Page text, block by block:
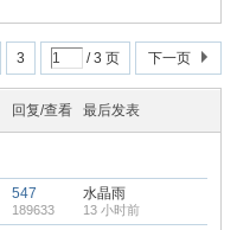
3 / 3 页 下一页
回复/查看 最后发表
547
189633
水晶雨
13 小时前